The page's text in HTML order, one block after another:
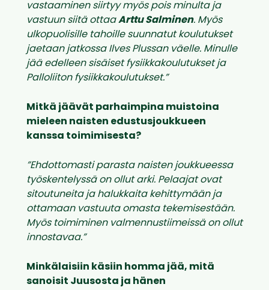
vastaaminen siirtyy myös pois minulta ja
vastuun siitä ottaaArttu Salminen. Myös
ulkopuolisille tahoille suunnatut koulutukset
jaetaan jatkossa Ilves Plussan väelle. Minulle
jää edelleen sisäiset fysiikkakoulutukset ja
Palloliiton fysiikkakoulutukset.”
Mitkä jäävät parhaimpina muistoina
mieleen naisten edustusjoukkueen
kanssa toimimisesta?
”Ehdottomasti parasta naisten joukkueessa
työskentelyssä on ollut arki. Pelaajat ovat
sitoutuneita ja halukkaita kehittymään ja
ottamaan vastuuta omasta tekemisestään.
Myös toimiminen valmennustiimeissä on ollut
innostavaa.”
Minkälaisiin käsiin homma jää, mitä
sanoisit Juusosta ja hänen